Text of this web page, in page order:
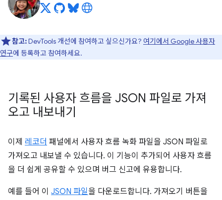
참고:DevTools 개선에 참여하고 싶으신가요? 여기에서 Google 사용자
연구에 등록하고 참여하세요.
기록된 사용자 흐름을 JSON 파일로 가져
오고 내보내기
이제 레코더 패널에서 사용자 흐름 녹화 파일을 JSON 파일로
가져오고 내보낼 수 있습니다. 이 기능이 추가되어 사용자 흐름
을 더 쉽게 공유할 수 있으며 버그 신고에 유용합니다.
예를 들어 이 JSON 파일을 다운로드합니다. 가져오기 버튼을